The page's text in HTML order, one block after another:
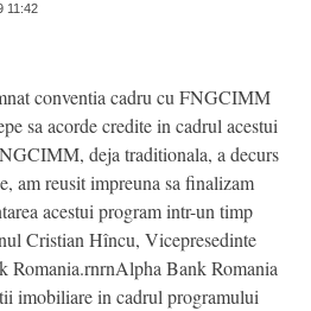
11:42
conventia cadru cu FNGCIMM
sa acorde credite in cadrul acestui
deja traditionala, a decurs
am reusit impreuna sa finalizam
acestui program intr-un timp
Cristian Hîncu, Vicepresedinte
Romania.rnrnAlpha Bank Romania
imobiliare in cadrul programului